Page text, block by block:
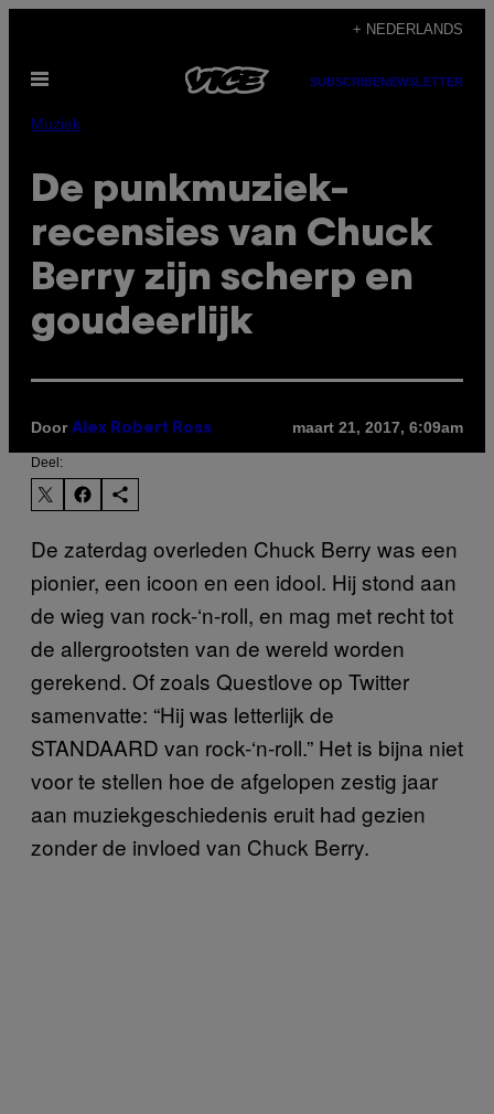
de
inhoud
+ NEDERLANDS
Open
SUBSCRIBENEWSLETTER
Muziek
De punkmuziek-
recensies van Chuck
Berry zijn scherp en
goudeerlijk
Door Alex Robert Ross maart 21, 2017, 6:09am
Deel:
De zaterdag overleden Chuck Berry was een
pionier, een icoon en een idool. Hij stond aan
de wieg van rock-‘n-roll, en mag met recht tot
de allergrootsten van de wereld worden
gerekend. Of zoals Questlove op Twitter
samenvatte: “Hij was letterlijk de
STANDAARD van rock-‘n-roll.” Het is bijna niet
voor te stellen hoe de afgelopen zestig jaar
aan muziekgeschiedenis eruit had gezien
zonder de invloed van Chuck Berry.